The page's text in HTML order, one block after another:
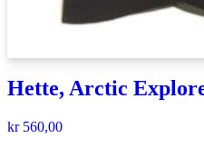
Hette, Arctic
kr560,00